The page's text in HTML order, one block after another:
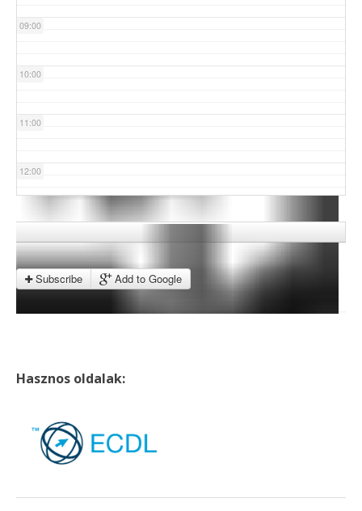
09:00
10:00
11:00
12:00
13:00
14:00
15:00
Subscribe Add to Google
Hasznos oldalak: